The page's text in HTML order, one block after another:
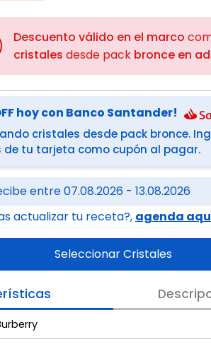
Descuento válido en el marco
cristales desde pack bronce en
hoy con Banco Santander!
cristales desde pack bronce.
tu tarjeta como cupón al pagar.
entre 07.08.2026 - 13.08.2026
actualizar tu receta?, agenda
Seleccionar Cristales